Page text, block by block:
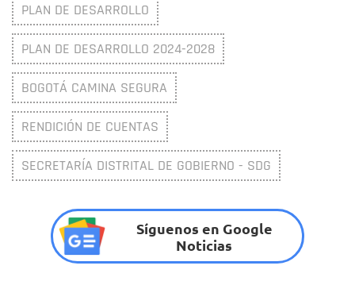
PLAN DE DESARROLLO
PLAN DE DESARROLLO 2024-2028
BOGOTÁ CAMINA SEGURA
RENDICIÓN DE CUENTAS
SECRETARÍA DISTRITAL DE GOBIERNO - SDG
Síguenos en Google
Noticias